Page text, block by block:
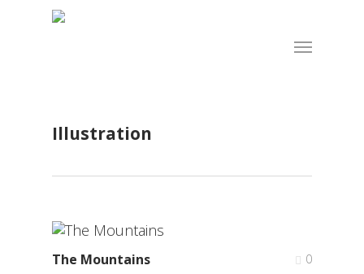
Menu
Illustration
The Mountains 0